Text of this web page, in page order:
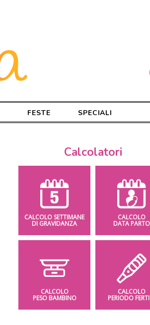
FESTE SPECIALI
Calcolatori
CALCOLO SETTIMANE
DI GRAVIDANZA
CALCOLO
DATA PARTO
CALCOLO
PESO BAMBINO
CALCOLO
PERIODO